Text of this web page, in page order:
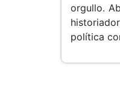
orgullo.
política